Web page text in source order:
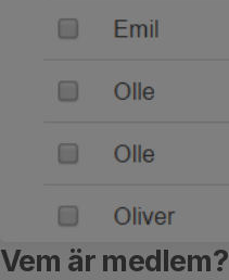
Vem är medlem?